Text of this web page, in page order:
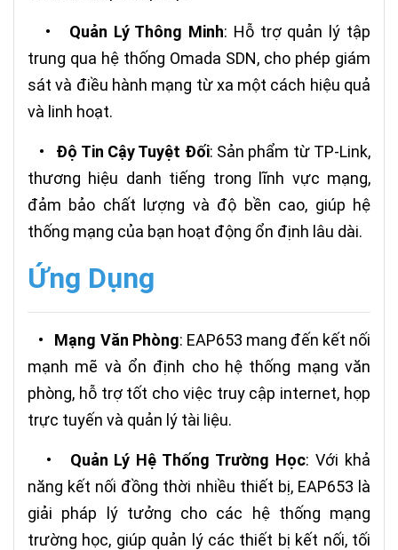
• Quản Lý Thông Minh: Hỗ trợ quản lý tập
trung qua hệ thống Omada SDN, cho phép giám
sát và điều hành mạng từ xa một cách hiệu quả
và linh hoạt.
• Độ Tin Cậy Tuyệt Đối: Sản phẩm từ TP-Link,
thương hiệu danh tiếng trong lĩnh vực mạng,
đảm bảo chất lượng và độ bền cao, giúp hệ
thống mạng của bạn hoạt động ổn định lâu dài.
Ứng Dụng
• Mạng Văn Phòng: EAP653 mang đến kết nối
mạnh mẽ và ổn định cho hệ thống mạng văn
phòng, hỗ trợ tốt cho việc truy cập internet, họp
trực tuyến và quản lý tài liệu.
• Quản Lý Hệ Thống Trường Học: Với khả
năng kết nối đồng thời nhiều thiết bị, EAP653 là
giải pháp lý tưởng cho các hệ thống mạng
trường học, giúp quản lý các thiết bị kết nối, tối